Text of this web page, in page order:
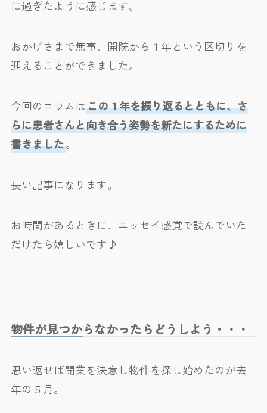
に過ぎたように感じます。
おかげさまで無事、開院から１年という区切りを
迎えることができました。
今回のコラムはこの１年を振り返るとともに、さ
らに患者さんと向き合う姿勢を新たにするために
書きました。
長い記事になります。
お時間があるときに、エッセイ感覚で読んでいた
だけたら嬉しいです♪
物件が見つからなかったらどうしよう・・・
思い返せば開業を決意し物件を探し始めたのが去
年の５月。